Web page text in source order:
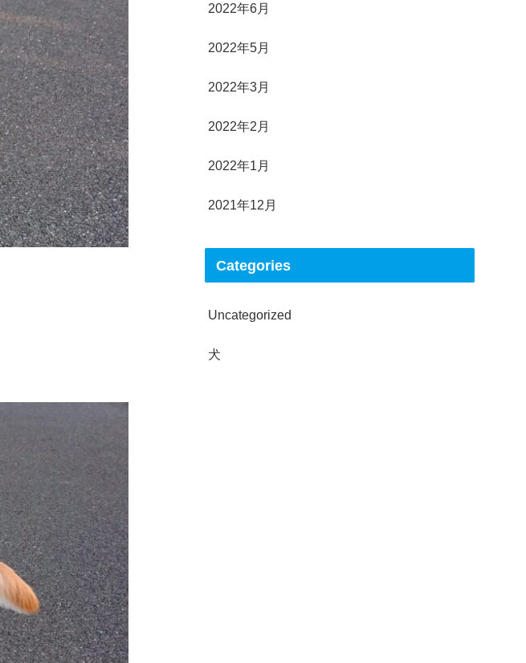
2022年6月
2022年5月
2022年3月
2022年2月
2022年1月
2021年12月
Categories
Uncategorized
犬